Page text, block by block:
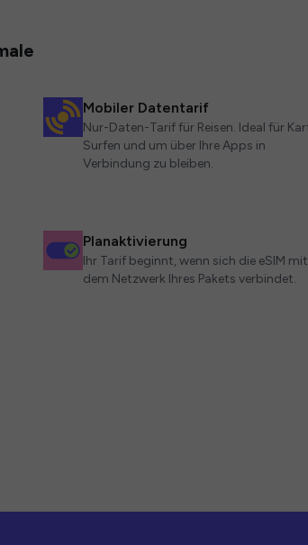
Mobiler Datentarif
Nur-Daten-Tarif für Reisen. Ideal für
Surfen und um über Ihre Apps in
Verbindung zu bleiben.
Planaktivierung
Ihr Tarif beginnt, wenn sich die eSIM mit
dem Netzwerk Ihres Pakets verbindet.